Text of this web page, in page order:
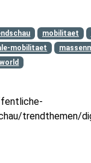
mobilitaet
mobilitaet
trendthemen/